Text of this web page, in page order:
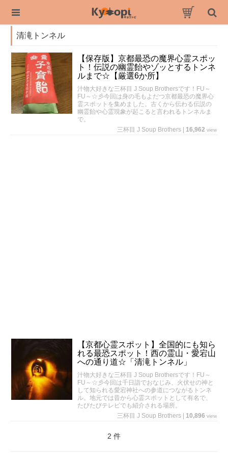
清滝トンネル
【保存版】京都最恐の魔界心霊スポッ
ト！伝説の幽霊飴やゾッとするトンネ
ルまで☆【厳選6か所】
汁物大好きな三杯目 J Soup Brothersです！FU～
FU～☆彡今回は身の毛もよだつ京都最恐の魔界心
霊スポットを集めました。古くから伝わる伝説の
幽霊飴や心霊現象が起こると言われるトンネルま
で。
三杯目 J Soup Brothers
16,962 view
【京都心霊スポット】全国的にも知ら
れる最恐スポット！西の霊山・愛宕山
への通り道☆「清滝トンネル」
汁物大好きな三杯目 J Soup Brothersです！FU～
FU～☆彡今回は千日詣でおなじみ、火伏せの神と
して知られる愛宕神社への参道につながるトンネ
ル。地元では昔から心霊スポットとして有名で、
たびたびテレビでも紹介される場所。
三杯目 J Soup Brothers
10,896 view
2 件